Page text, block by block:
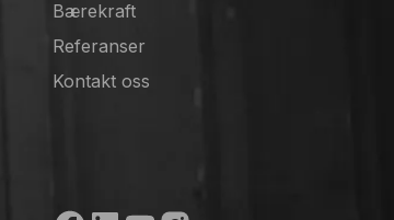
Bærekraft
Referanser
Kontakt oss